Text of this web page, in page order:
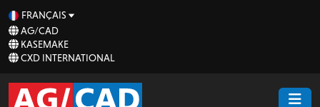
FRANÇAIS
AG/CAD
KASEMAKE
CXD INTERNATIONAL